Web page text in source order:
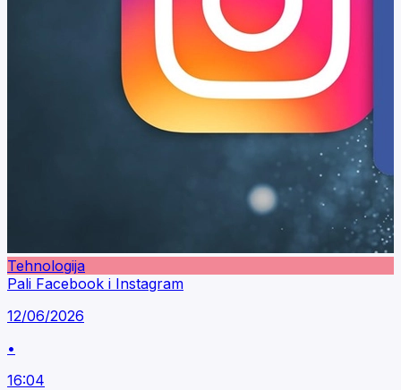
Tehnologija
Pali Facebook i Instagram
12/06/2026
•
16:04